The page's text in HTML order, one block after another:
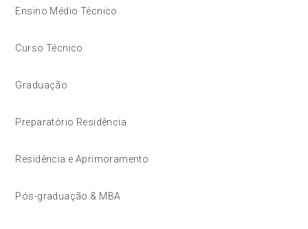
Ensino Médio Técnico
Curso Técnico
Graduação
Preparatório Residência
Residência e Aprimoramento
Pós-graduação & MBA